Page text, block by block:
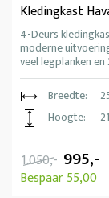
Kledingkast
4-Deurs
moderne
veel legplanken en
Breedte:
Hoogte:
1.050,- 995,-
Bespaar 55,00